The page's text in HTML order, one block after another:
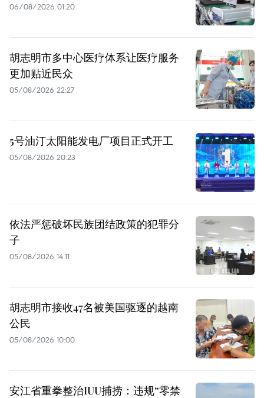
06/08/2026 01:20
胡志明市多中心医疗体系让医疗服务
更加贴近民众
05/08/2026 22:27
5号油汀太阳能发电厂项目正式开工
05/08/2026 20:23
依法严惩破坏民族团结政策的犯罪分
子
05/08/2026 14:11
胡志明市接收47名被美国驱逐的越南
公民
05/08/2026 10:00
安江省重拳整治IUU捕捞：违规“零禁